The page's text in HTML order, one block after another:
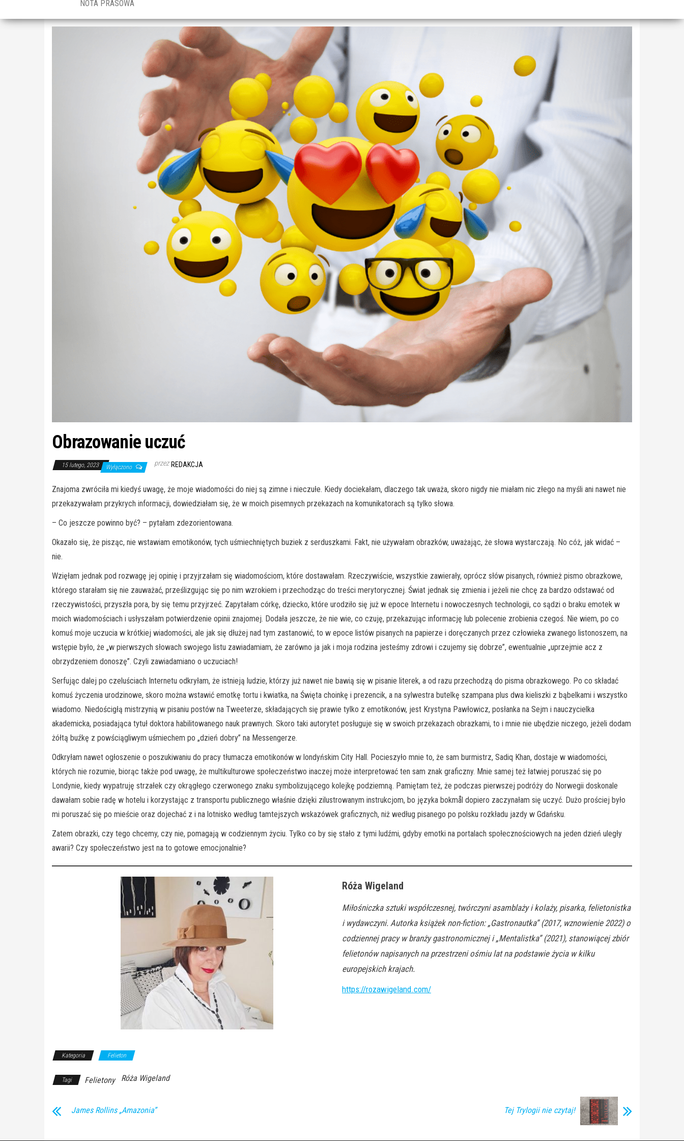
NOTA PRASOWA
Obrazowanie uczuć
15 lutego, 2023 Wyłączono przez REDAKCJA
Znajoma zwróciła mi kiedyś uwagę, że moje wiadomości do niej są zimne i nieczułe. Kiedy dociekałam, dlaczego tak uważa, skoro nigdy nie miałam nic złego na myśli ani nawet nie
przekazywałam przykrych informacji, dowiedziałam się, że w moich pisemnych przekazach na komunikatorach są tylko słowa.
– Co jeszcze powinno być? – pytałam zdezorientowana.
Okazało się, że pisząc, nie wstawiam emotikonów, tych uśmiechniętych buziek z serduszkami. Fakt, nie używałam obrazków, uważając, że słowa wystarczają. No cóż, jak widać –
nie.
Wzięłam jednak pod rozwagę jej opinię i przyjrzałam się wiadomościom, które dostawałam. Rzeczywiście, wszystkie zawierały, oprócz słów pisanych, również pismo obrazkowe,
którego starałam się nie zauważać, prześlizgując się po nim wzrokiem i przechodząc do treści merytorycznej. Świat jednak się zmienia i jeżeli nie chcę za bardzo odstawać od
rzeczywistości, przyszła pora, by się temu przyjrzeć. Zapytałam córkę, dziecko, które urodziło się już w epoce Internetu i nowoczesnych technologii, co sądzi o braku emotek w
moich wiadomościach i usłyszałam potwierdzenie opinii znajomej. Dodała jeszcze, że nie wie, co czuję, przekazując informację lub polecenie zrobienia czegoś. Nie wiem, po co
komuś moje uczucia w krótkiej wiadomości, ale jak się dłużej nad tym zastanowić, to w epoce listów pisanych na papierze i doręczanych przez człowieka zwanego listonoszem, na
wstępie było, że „w pierwszych słowach swojego listu zawiadamiam, że zarówno ja jak i moja rodzina jesteśmy zdrowi i czujemy się dobrze”, ewentualnie „uprzejmie acz z
obrzydzeniem donoszę”. Czyli zawiadamiano o uczuciach!
Serfując dalej po czeluściach Internetu odkryłam, że istnieją ludzie, którzy już nawet nie bawią się w pisanie literek, a od razu przechodzą do pisma obrazkowego. Po co składać
komuś życzenia urodzinowe, skoro można wstawić emotkę tortu i kwiatka, na Święta choinkę i prezencik, a na sylwestra butelkę szampana plus dwa kieliszki z bąbelkami i wszystko
wiadomo. Niedościgłą mistrzynią w pisaniu postów na Tweeterze, składających się prawie tylko z emotikonów, jest Krystyna Pawłowicz, posłanka na Sejm i nauczycielka
akademicka, posiadająca tytuł doktora habilitowanego nauk prawnych. Skoro taki autorytet posługuje się w swoich przekazach obrazkami, to i mnie nie ubędzie niczego, jeżeli dodam
żółtą buźkę z powściągliwym uśmiechem po „dzień dobry” na Messengerze.
Odkryłam nawet ogłoszenie o poszukiwaniu do pracy tłumacza emotikonów w londyńskim City Hall. Pocieszyło mnie to, że sam burmistrz, Sadiq Khan, dostaje w wiadomości,
których nie rozumie, biorąc także pod uwagę, że multikulturowe społeczeństwo inaczej może interpretować ten sam znak graficzny. Mnie samej też łatwiej poruszać się po
Londynie, kiedy wypatruję strzałek czy okrągłego czerwonego znaku symbolizującego kolejkę podziemną. Pamiętam też, że podczas pierwszej podróży do Norwegii doskonale
dawałam sobie radę w hotelu i korzystając z transportu publicznego właśnie dzięki zilustrowanym instrukcjom, bo języka bokmål dopiero zaczynałam się uczyć. Dużo prościej było
mi poruszać się po mieście oraz dojechać z i na lotnisko według tamtejszych wskazówek graficznych, niż według pisanego po polsku rozkładu jazdy w Gdańsku.
Zatem obrazki, czy tego chcemy, czy nie, pomagają w codziennym życiu. Tylko co by się stało z tymi ludźmi, gdyby emotki na portalach społecznościowych na jeden dzień uległy
awarii? Czy społeczeństwo jest na to gotowe emocjonalnie?
Róża Wigeland
Miłośniczka sztuki współczesnej, twórczyni asamblaży i kolaży, pisarka, felietonistka
i wydawczyni. Autorka książek non-fiction: „Gastronautka” (2017, wznowienie 2022) o
codziennej pracy w branży gastronomicznej i „Mentalistka” (2021), stanowiącej zbiór
felietonów napisanych na przestrzeni ośmiu lat na podstawie życia w kilku
europejskich krajach.
https://rozawigeland.com/
Kategoria Felieton
Tagi Felietony Róża Wigeland
James Rollins „Amazonia” Tej Trylogii nie czytaj!